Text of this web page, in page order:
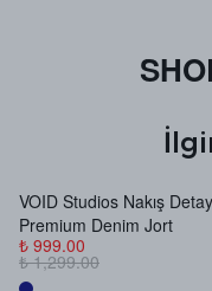
VOID Studios Nakış
Premium Denim Jort
₺ 999.00
₺ 1,299.00